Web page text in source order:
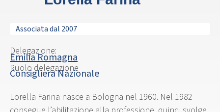
Associata dal 2007
Delegazione:
Emilia Romagna
Ruolo delegazione
Consigliera Nazionale
Lorella Farina nasce a Bologna nel 1960. Nel 1982